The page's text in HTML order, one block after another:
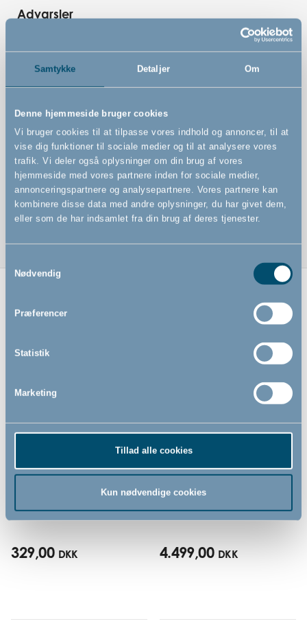
Samtykke Detaljer Om
Denne hjemmeside bruger cookies
Vi bruger cookies til at tilpasse vores indhold og annoncer, til at
vise dig funktioner til sociale medier og til at analysere vores
trafik. Vi deler også oplysninger om din brug af vores
hjemmeside med vores partnere inden for sociale medier,
annonceringspartnere og analysepartnere. Vores partnere kan
kombinere disse data med andre oplysninger, du har givet dem,
eller som de har indsamlet fra din brug af deres tjenester.
Nødvendig
Præferencer
Statistik
Marketing
Tillad alle cookies
Kun nødvendige cookies
Advarsler
Features
Stel til alle Angel produkter: Angel Nest, Angel Rest,
Angel Feast
Foldbart
Del af Angel møbelserie 3 i 1
Angel Feast hynde by
329,00 DKK
Angel 3-i-1 (højstol, skråstol
4.499,00 DKK